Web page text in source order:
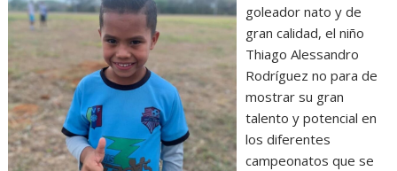
goleador nato y de
gran calidad, el niño
Thiago Alessandro
Rodríguez no para de
mostrar su gran
talento y potencial en
los diferentes
campeonatos que se